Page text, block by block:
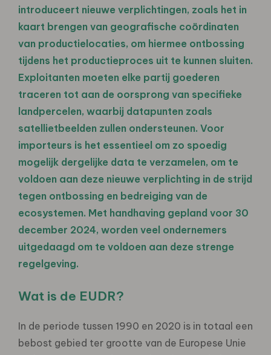
introduceert nieuwe verplichtingen, zoals het in
kaart brengen van geografische coördinaten
van productielocaties, om hiermee ontbossing
tijdens het productieproces uit te kunnen sluiten.
Exploitanten moeten elke partij goederen
traceren tot aan de oorsprong van specifieke
landpercelen, waarbij datapunten zoals
satellietbeelden zullen ondersteunen. Voor
importeurs is het essentieel om zo spoedig
mogelijk dergelijke data te verzamelen, om te
voldoen aan deze nieuwe verplichting in de strijd
tegen ontbossing en bedreiging van de
ecosystemen. Met handhaving gepland voor 30
december 2024, worden veel ondernemers
uitgedaagd om te voldoen aan deze strenge
regelgeving.
Wat is de EUDR?
In de periode tussen 1990 en 2020 is in totaal een
bebost gebied ter grootte van de Europese Unie